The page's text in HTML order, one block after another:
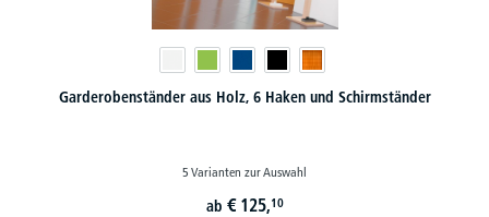
Garderobenständer aus Holz, 6 Haken und Schirmständer
5 Varianten zur Auswahl
ab € 125,10